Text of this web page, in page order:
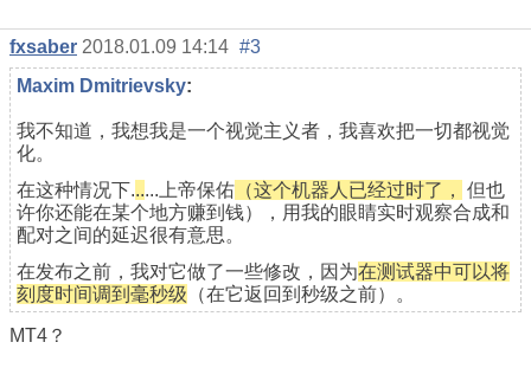
fxsaber 2018.01.09 14:14 #3
Maxim Dmitrievsky:
我不知道，我想我是一个视觉主义者，我喜欢把一切都视觉
化。
在这种情况下......上帝保佑 （这个机器人已经过时了，
但也
许你还能在某个地方赚到钱），用我的眼睛实时观察合成和
配对之间的延迟很有意思。
在发布之前，我对它做了一些修改，因为在测试器中可以将
刻度时间调到毫秒级 （在它返回到秒级之前）。
MT4？